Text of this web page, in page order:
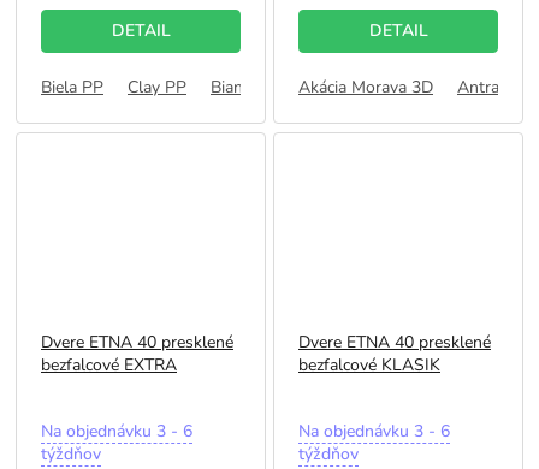
z
5
hviezdičiek.
DETAIL
Biela PP Clay PP Bianco PP Dub Bavorský PP Dub
z
5
hviezdičiek.
DETAIL
Akácia Morava 3D Antracit
Dvere ETNA 40 presklené
bezfalcové EXTRA
Priemerné
hodnotenie
Na objednávku 3 - 6
týždňov
Dvere ETNA 40 presklené
bezfalcové KLASIK
Priemerné
hodnotenie
Na objednávku 3 - 6
týždňov